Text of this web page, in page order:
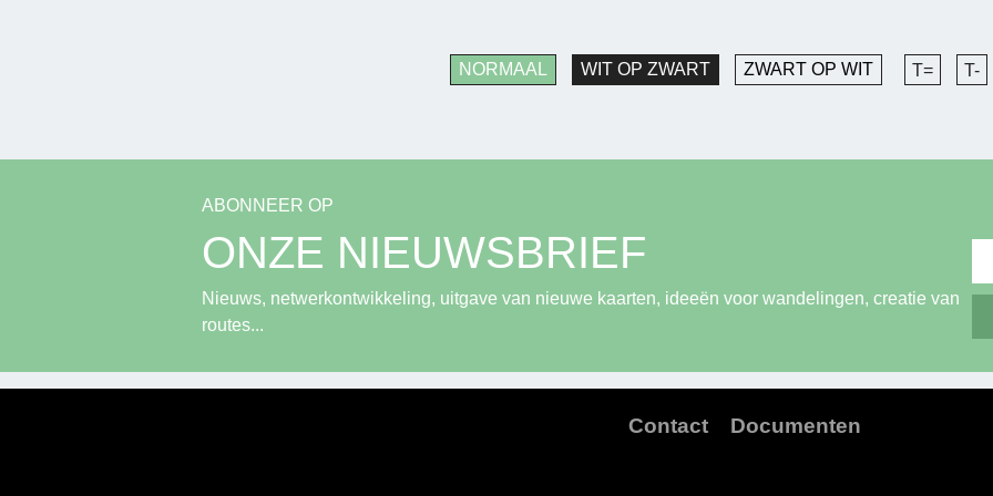
NORMAAL WIT OP ZWART ZWART OP WIT T= T-
ABONNEER OP
ONZE NIEUWSBRIEF
Nieuws, netwerkontwikkeling, uitgave van nieuwe kaarten, ideeën voor wandelingen, creatie van
routes...
Contact Documenten